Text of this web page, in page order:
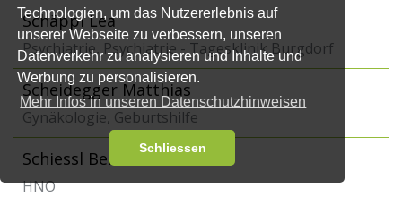
Technologien, um das Nutzererlebnis auf
unserer Webseite zu verbessern, unseren
Datenverkehr zu analysieren und Inhalte und
Werbung zu personalisieren.
Mehr Infos in unseren Datenschutzhinweisen
Schliessen
Schäppi Lea
Psychiatrie, Psychiatrie - Tagesklinik Burgdorf
Scheidegger Matthias
Gynäkologie, Geburtshilfe
Schiessl Bernard
HNO